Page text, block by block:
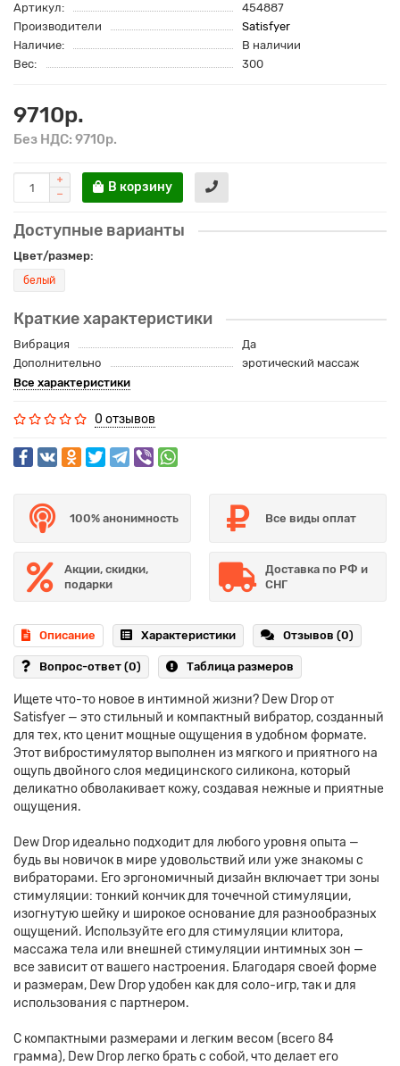
Артикул:
454887
Производители
Satisfyer
Наличие:
В наличии
Вес:
300
9710р.
Без НДС: 9710р.
В корзину
Доступные варианты
Цвет/размер:
белый
Краткие характеристики
Вибрация
Да
Дополнительно
эротический массаж
Все характеристики
0 отзывов
100% анонимность Все виды оплат
Акции, скидки,
подарки
Доставка по РФ и
СНГ
Описание Характеристики Отзывов (0)
Вопрос-ответ (0) Таблица размеров
Ищете что-то новое в интимной жизни? Dew Drop от
Satisfyer — это стильный и компактный вибратор, созданный
для тех, кто ценит мощные ощущения в удобном формате.
Этот вибростимулятор выполнен из мягкого и приятного на
ощупь двойного слоя медицинского силикона, который
деликатно обволакивает кожу, создавая нежные и приятные
ощущения.
Dew Drop идеально подходит для любого уровня опыта —
будь вы новичок в мире удовольствий или уже знакомы с
вибраторами. Его эргономичный дизайн включает три зоны
стимуляции: тонкий кончик для точечной стимуляции,
изогнутую шейку и широкое основание для разнообразных
ощущений. Используйте его для стимуляции клитора,
массажа тела или внешней стимуляции интимных зон —
все зависит от вашего настроения. Благодаря своей форме
и размерам, Dew Drop удобен как для соло-игр, так и для
использования с партнером.
С компактными размерами и легким весом (всего 84
грамма), Dew Drop легко брать с собой, что делает его